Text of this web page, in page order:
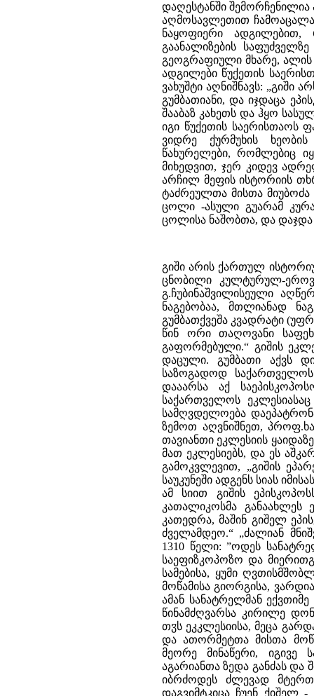
დაღესტანში შემორჩენილია
აღმოსავლეთით
ნაყოფიერი ადგილებით,
გაანალიზების
გეოგრაფიული მხარე,
ადგილები წუქეთის
ვახუშტი აღნიშნავს:
გუმბათიანი, და იჯდაცა
შააბაზ კახეთს და ჰყო
იგი წუქეთის საერისთაოს
ვიდრე ქურმუხის
წახურელები, რომლებიც
მიხედვით, ჯერ კიდევ
არჩილ მეფის ისტორიის
ტაძრეულთა მისთა მიუბოძა
ცოლი -ასული გუარამ
ცოლისა ნაშობთა, და დაჯდა
გიში არის ქართულ
ცნობილი კულტურულ-
გ.ჩუბინაშვილისეული
ნაგებობაა, მთლიანად
გუმბათქვეშა კვადრატი
წინ ორი თაღოვანი
გაფორმებული.“ გიშის
დაცული. გუმბათი აქვს
საზოგადოდ
დააარსა აქ
საქართველოს
სამღვდელოება
ზემოთ აღვნიშნეთ,
თავიანთი ეკლესიის
მათ ეკლესიებს, და ეს
გამოკვლევით, „გიშის
საუკუნეში ადგენს სიას
ამ სიით გიშის
კათალიკოსმა განაახლეს
კათედრა, მაშინ გიშელ
ძველამდეო.“ „ძალიან
1310 წელი: ”ოდეს
საეფიზკოპოზო და
სამებისა, ყუმი
მოწამისა გიორგისა,
ამან სანატრელმან
წინამძღვარსა კირილე
თჳს ეკკლესიისა, მეცა
და ათორმეტთა მისთა
მეორე მინაწერი, იგივე
აგარიანთა ზედა განძას და
იბრძოდეს ძლევად
დაგვიმტკიცა ჩუენ ქიშელ